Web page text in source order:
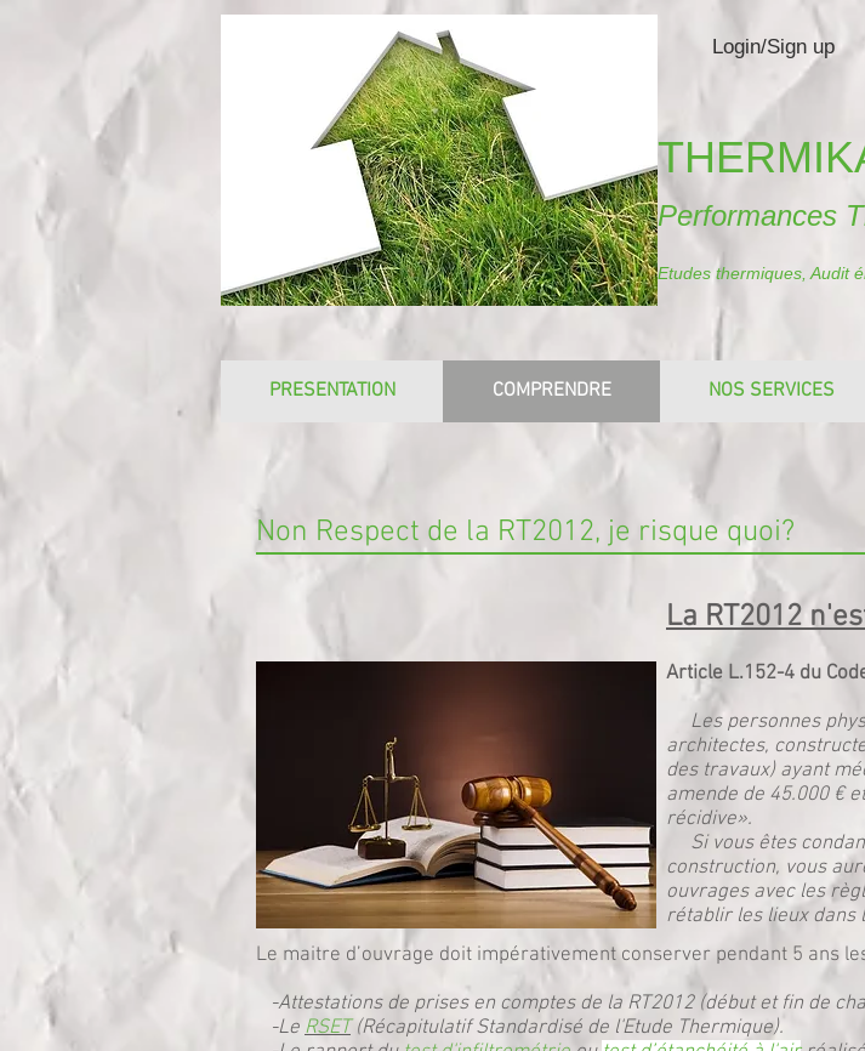
Login/Sign up
Performances
Etudes thermiques, Audit
PRESENTATION COMPRENDRE NOS SERVICES
Non Respect de la RT2012, je risque quoi?
La RT2012
Article L.152-4 du
Les personnes
architectes,
des travaux) ayant
amende de 45.000 €
récidive».
Si vous êtes
construction, vous
ouvrages avec les
rétablir les lieux dans
Le maitre d’ouvrage doit impérativement conserver pendant 5 ans
-Attestations de prises en comptes de la RT2012 (début et fin de
-Le RSET(Récapitulatif Standardisé de l'Etude Thermique).